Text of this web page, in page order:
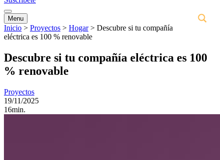
Menu
Inicio > Proyectos > Hogar > Descubre si tu compañía
eléctrica es 100 % renovable
Descubre si tu compañía eléctrica es 100
% renovable
Proyectos
19/11/2025
16min.